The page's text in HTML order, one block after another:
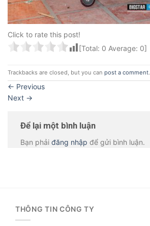
Click to rate this post!
[Total: 0 Average: 0]
Trackbacks are closed, but you can post a comment.
← Previous
Next →
Để lại một bình luận
Bạn phải đăng nhập để gửi bình luận.
THÔNG TIN CÔNG TY